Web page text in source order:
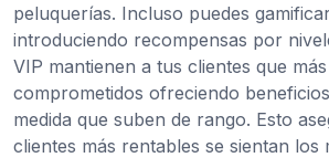
peluquerías. Incluso puedes
introduciendo recompensas por
VIP mantienen a tus clientes que
comprometidos ofreciendo
medida que suben de rango. Esto
clientes más rentables se sientan los